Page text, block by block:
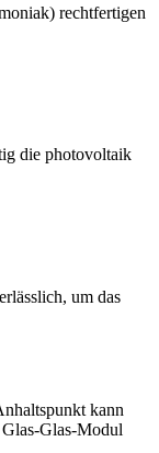
rechtfertigen
die photovoltaik
um das
kann
Glas-Modul